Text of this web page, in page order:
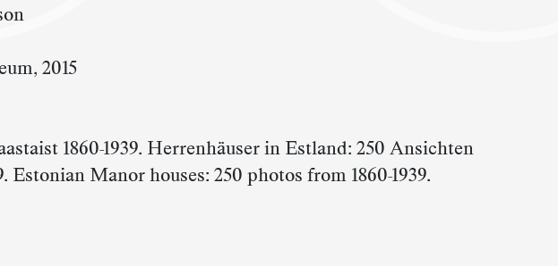
2015
1860-1939. Herrenhäuser in Estland: 250 Ansichten
Estonian Manor houses: 250 photos from 1860-1939.